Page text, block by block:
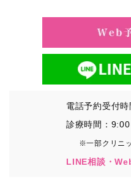
電話予約受付
診療時間：9:00
※一部クリニ
LINE相談・